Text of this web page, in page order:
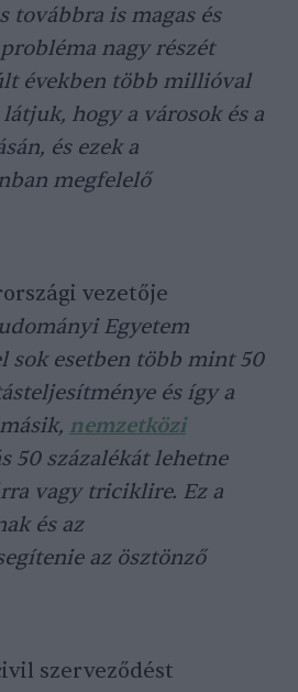
továbbra is magas és
nagy részét
években több millióval
hogy a városok és a
és ezek a
megfelelő
vezetője
Egyetem
sok esetben több mint 50
és így a
nemzetközi
50 százalékát lehetne
vagy triciklire. Ez a
és az
az ösztönző
szerveződést